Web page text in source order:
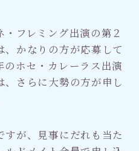
フレミング出演の第２
かなりの方が応募して
のホセ・カレーラス出演
、さらに大勢の方が申し
が、見事にだれも当た